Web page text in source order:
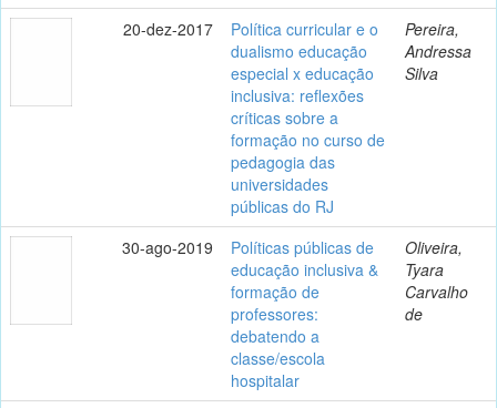
20-dez-2017
Política curricular e o
dualismo educação
especial x educação
inclusiva: reflexões
críticas sobre a
formação no curso de
pedagogia das
universidades
públicas do RJ
Pereira,
Andressa
Silva
30-ago-2019
Políticas públicas de
educação inclusiva &
formação de
professores:
debatendo a
classe/escola
hospitalar
Oliveira,
Tyara
Carvalho
de